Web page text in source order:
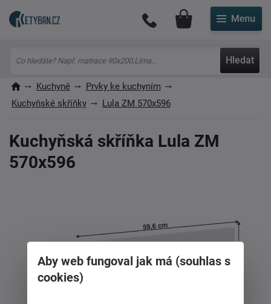
Hledat
Můj účet
Kuchyně
Prvky ke kuchyním
Kuchyňské skříňky
Lula ZM 570x596
Kuchyňská skříňka Lula ZM
570x596
Aby web fungoval jak má (souhlas s
cookies)